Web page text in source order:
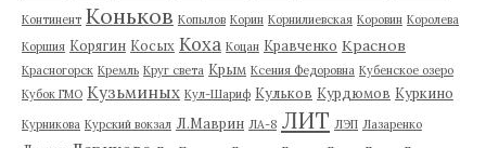
Континент Коньков Копылов Корин Корнилиевская Коровин Королева
Коршия Корягин Косых Коха Коцан Кравченко Краснов
Красногорск Кремль Круг света Крым Ксения Федоровна Кубенское озеро
Кубок ГМО Кузьминых Кул-Шариф Кульков Курдюмов Куркино
Курникова Курский вокзал Л.Маврин ЛА-8 ЛИТ ЛЭП Лазаренко